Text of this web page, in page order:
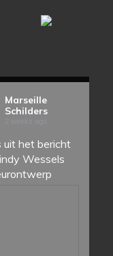
Marseille
Schilders
2 weeks ago
uit het bericht
Wessels